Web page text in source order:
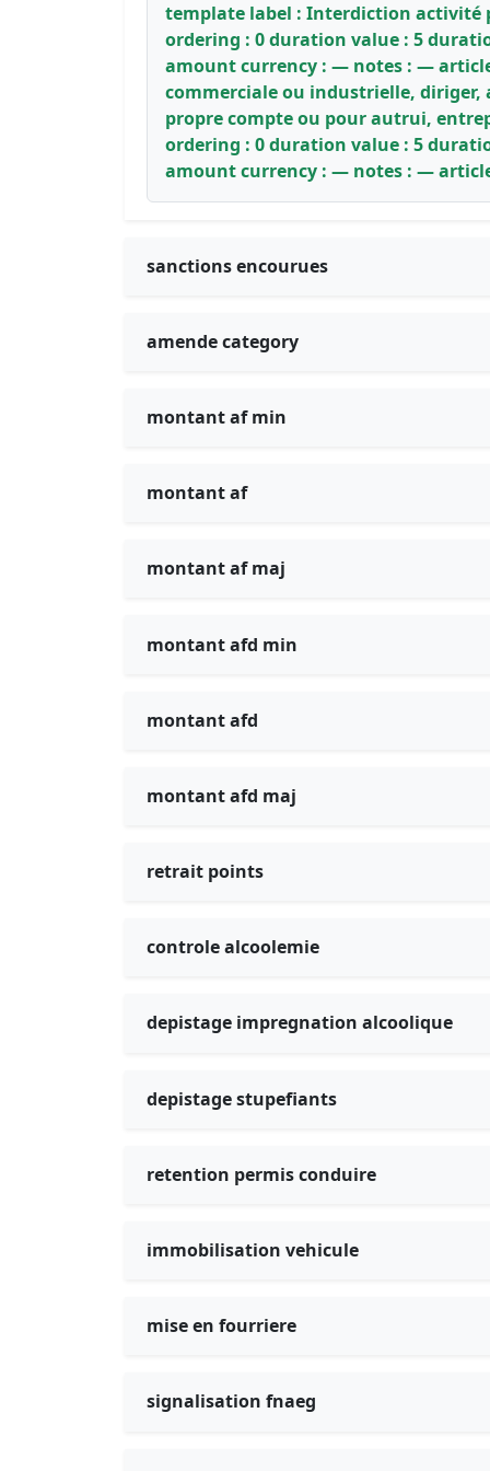
template label : Interdiction activité
ordering : 0 duration value : 5
amount currency : — notes : — article
commerciale ou industrielle,
propre compte ou pour autrui,
ordering : 0 duration value : 5
amount currency : — notes : — article :
sanctions encourues
amende category
montant af min
montant af
montant af maj
montant afd min
montant afd
montant afd maj
retrait points
controle alcoolemie
depistage impregnation alcoolique
depistage stupefiants
retention permis conduire
immobilisation vehicule
mise en fourriere
signalisation fnaeg